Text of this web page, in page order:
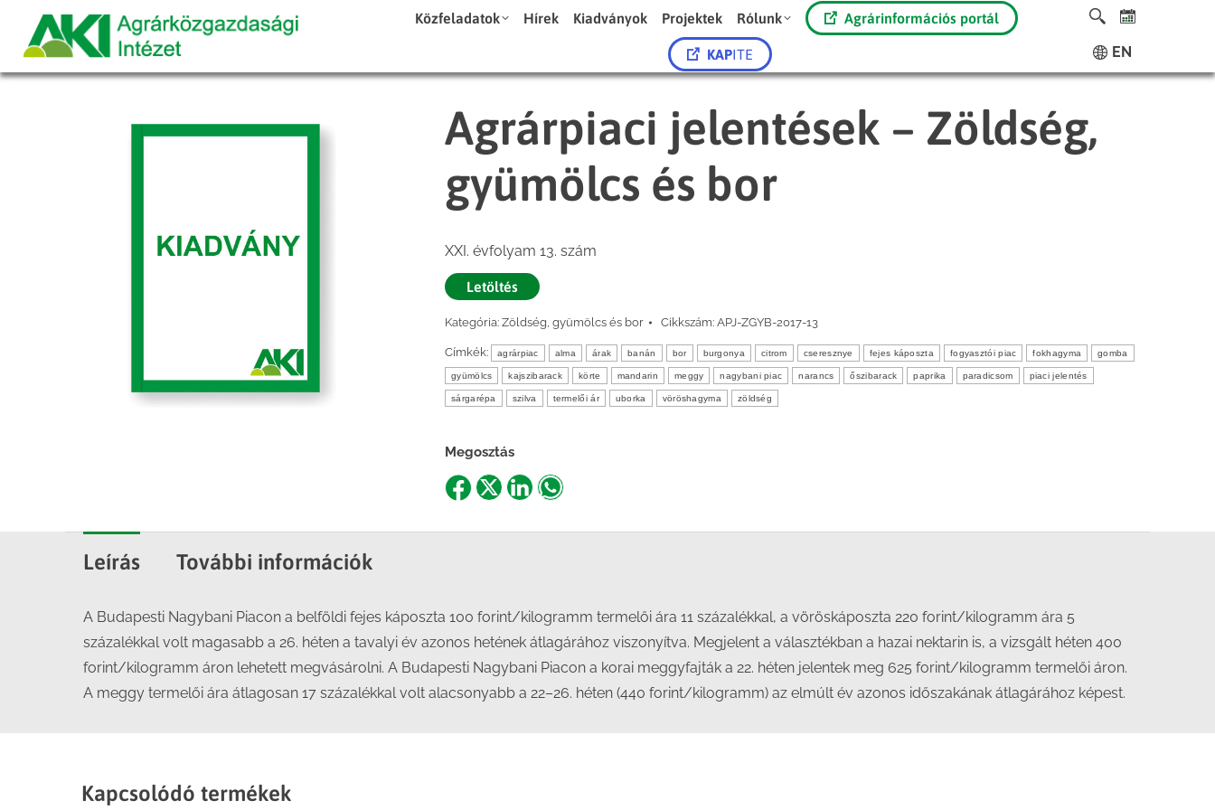
Közfeladatok Hírek Kiadványok Projektek Rólunk Agrárinformációs portál
KAPITE EN
Agrárpiaci jelentések – Zöldség,
gyümölcs és bor
XXI. évfolyam 13. szám
Letöltés
Kategória: Zöldség, gyümölcs és bor Cikkszám: APJ-ZGYB-2017-13
Címkék: agrárpiac alma árak banán bor burgonya citrom cseresznye fejes káposzta fogyasztói piac fokhagyma gomba
gyümölcs kajszibarack körte mandarin meggy nagybani piac narancs őszibarack paprika paradicsom piaci jelentés
sárgarépa szilva termelői ár uborka vöröshagyma zöldség
Megosztás
ShareShareShareShare
Leírás További információk
A Budapesti Nagybani Piacon a belföldi fejes káposzta 100 forint/kilogramm termelői ára 11 százalékkal, a vöröskáposzta 220 forint/kilogramm ára 5
százalékkal volt magasabb a 26. héten a tavalyi év azonos hetének átlagárához viszonyítva. Megjelent a választékban a hazai nektarin is, a vizsgált héten 400
forint/kilogramm áron lehetett megvásárolni. A Budapesti Nagybani Piacon a korai meggyfajták a 22. héten jelentek meg 625 forint/kilogramm termelői áron.
A meggy termelői ára átlagosan 17 százalékkal volt alacsonyabb a 22–26. héten (440 forint/kilogramm) az elmúlt év azonos időszakának átlagárához képest.
Kapcsolódó termékek